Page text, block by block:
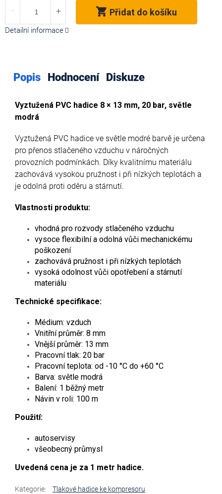
Přidat do košíku
Detailní informace
Popis Hodnocení Diskuze
Vyztužená PVC hadice 8 × 13 mm, 20 bar, světle
modrá
Vyztužená PVC hadice ve světle modré barvě je určena
pro přenos stlačeného vzduchu v náročných
provozních podmínkách. Díky kvalitnímu materiálu
zachovává vysokou pružnost i při nízkých teplotách a
je odolná proti oděru a stárnutí.
Vlastnosti produktu:
vhodná pro rozvody stlačeného vzduchu
vysoce flexibilní a odolná vůči mechanickému
poškození
zachovává pružnost i při nízkých teplotách
vysoká odolnost vůči opotřebení a stárnutí
materiálu
Technické specifikace:
Médium: vzduch
Vnitřní průměr: 8 mm
Vnější průměr: 13 mm
Pracovní tlak: 20 bar
Pracovní teplota: od -10 °C do +60 °C
Barva: světle modrá
Balení: 1 běžný metr
Návin v roli: 100 m
Použití:
autoservisy
všeobecný průmysl
Uvedená cena je za 1 metr hadice.
Kategorie:
Tlakové hadice ke kompresoru